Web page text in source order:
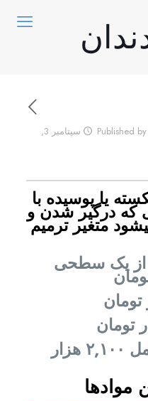
Published by
سپتامبر 3,
یا پوسیده با
که درگیر شدن و
متغیرترمیم
از یک سطحی
بیلد آپ یا بازسازی کامل ۲,۱۰۰ هزار
موادها